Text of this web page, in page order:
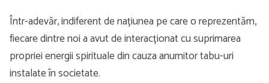
Într-adevăr, indiferent de națiunea pe care o reprezentăm,
fiecare dintre noi a avut de interacționat cu suprimarea
propriei energii spirituale din cauza anumitor tabu-uri
instalate în societate.